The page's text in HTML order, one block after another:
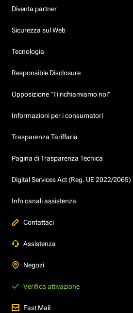
Diventa partner
Sicurezza sul Web
Tecnologia
Responsible Disclosure
Opposizione "Ti richiamiamo noi"
Informazioni per i consumatori
Trasparenza Tariffaria
Pagina di Trasparenza Tecnica
Digital Services Act (Reg. UE 2022/2065)
Info canali assistenza
Contattaci
Assistenza
Negozi
Verifica attivazione
Fast Mail